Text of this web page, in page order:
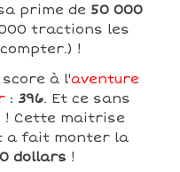
prime de 50 000
000 tractions les
!
score à l'aventure
: 396. Et ce sans
! Cette maitrise
a fait monter la
dollars !